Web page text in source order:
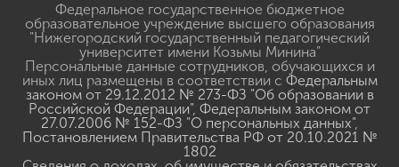
Федеральное государственное бюджетное
образовательное учреждение высшего образования
"Нижегородский государственный педагогический
университет имени Козьмы Минина"
Персональные данные сотрудников, обучающихся и
иных лиц размещены в соответствии с Федеральным
законом от 29.12.2012 № 273-ФЗ "Об образовании в
Российской Федерации", Федеральным законом от
27.07.2006 № 152-ФЗ "О персональных данных",
Постановлением Правительства РФ от 20.10.2021 №
1802